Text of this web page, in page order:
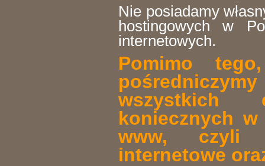
Nie posiadamy
hostingowych w
internetowych.
Pomimo
wszystkich
koniecznych
www, czyli
internetowe